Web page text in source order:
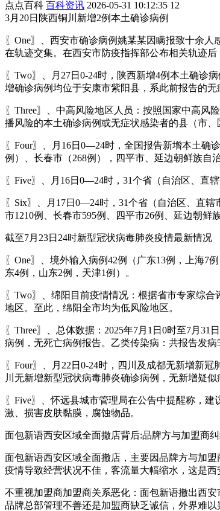
点点百科 百科资讯 2026-05-31 10:12:35 12
3月20日陕西铜川新增2例本土确诊病例
〖One〗、西安市确诊病例姚某某因瞒报致十余
在轨迹交集。在西安市防疫指挥部公布相关轨迹
〖Two〗、月27日0-24时，陕西新增4例本土确诊
增确诊病例均位于安康市紫阳县，系此前报告的
〖Three〗、中高风险地区人员：按照国家中高
播风险的本土确诊病例或无症状感染者的县（市、
〖Four〗、月16日0—24时，全国报告新增本土确
例）、长春市（268例），四平市、延边朝鲜族自
〖Five〗、月16日0—24时，31个省（自治区、直
〖Six〗、月17日0—24时，31个省（自治区、直
市1210例、长春市595例、四平市26例、延边朝鲜
截至7月23日24时新型冠状病毒肺炎疫情最新情况
〖One〗、境外输入病例42例（广东13例，上海7
东4例，山东2例，天津1例）。
〖Two〗、绵阳目前疫情情况：根据省市专家综
地区。至此，绵阳全市均为低风险地区。
〖Three〗、总体数据：2025年7月1日0时至7月
病例，无死亡病例报告。乙类传染病：共报告发病
〖Four〗、月22日0-24时，四川及成都无新增新
川无新增新型冠状病毒肺炎确诊病例，无新增疑
〖Five〗、怀远县城市管理局在公告中提醒称，
激、损害皮肤黏膜，腐蚀物品。
面包新语西安区域全面撤店背后:品牌方与加盟商
面包新语西安区域全面撤店，主要因品牌方与加
疫情导致经营状况不佳，客流量大幅缩水，这是西
不重视加盟商加盟商关系恶化：面包新语撤出西
品牌总部管理不善还是加盟商缺乏诚信，外界难